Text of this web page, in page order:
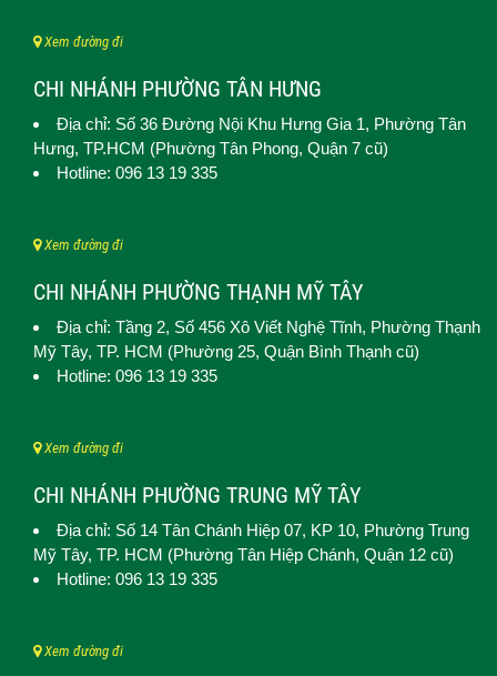
Xem đường đi
CHI NHÁNH PHƯỜNG TÂN HƯNG
Địa chỉ: Số 36 Đường Nội Khu Hưng Gia 1, Phường Tân
Hưng, TP.HCM (Phường Tân Phong, Quận 7 cũ)
Hotline: 096 13 19 335
Xem đường đi
CHI NHÁNH PHƯỜNG THẠNH MỸ TÂY
Địa chỉ: Tầng 2, Số 456 Xô Viết Nghệ Tĩnh, Phường Thạnh
Mỹ Tây, TP. HCM (Phường 25, Quận Bình Thạnh cũ)
Hotline: 096 13 19 335
Xem đường đi
CHI NHÁNH PHƯỜNG TRUNG MỸ TÂY
Địa chỉ: Số 14 Tân Chánh Hiệp 07, KP 10, Phường Trung
Mỹ Tây, TP. HCM (Phường Tân Hiệp Chánh, Quận 12 cũ)
Hotline: 096 13 19 335
Xem đường đi